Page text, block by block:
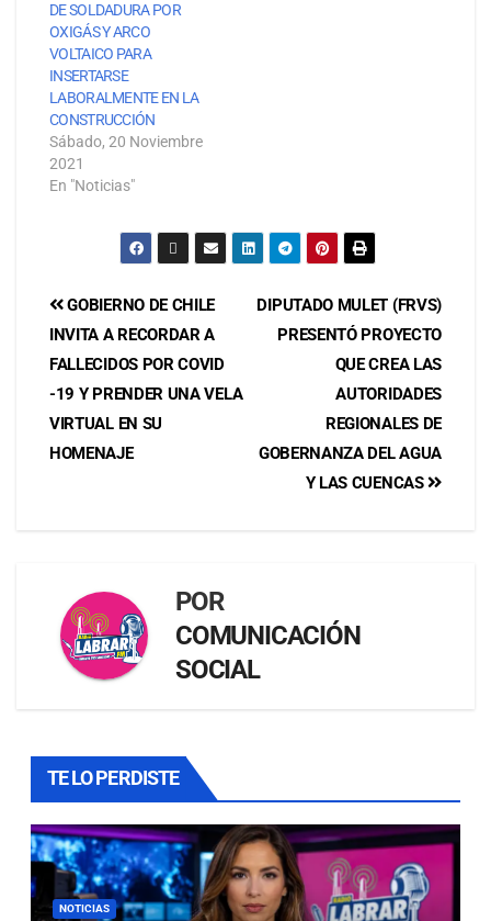
DE SOLDADURA POR
OXIGÁS Y ARCO
VOLTAICO PARA
INSERTARSE
LABORALMENTE EN LA
CONSTRUCCIÓN
Sábado, 20 Noviembre
2021
En "Noticias"
DIPUTADO MULET (FRVS)
PRESENTÓ PROYECTO
QUE CREA LAS
AUTORIDADES
REGIONALES DE
GOBERNANZA DEL AGUA
Y LAS CUENCAS
GOBIERNO DE CHILE
INVITA A RECORDAR A
FALLECIDOS POR COVID
-19 Y PRENDER UNA VELA
VIRTUAL EN SU
HOMENAJE
POR
COMUNICACIÓN
SOCIAL
TE LO PERDISTE
NOTICIAS